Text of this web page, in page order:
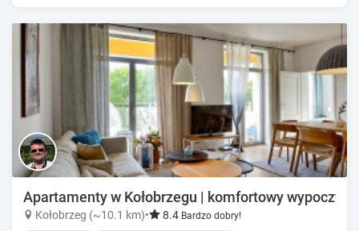
Apartamenty w Kołobrzegu | komfortowy
Kołobrzeg (~10.1 km)• 8.4 Bardzo dobry!